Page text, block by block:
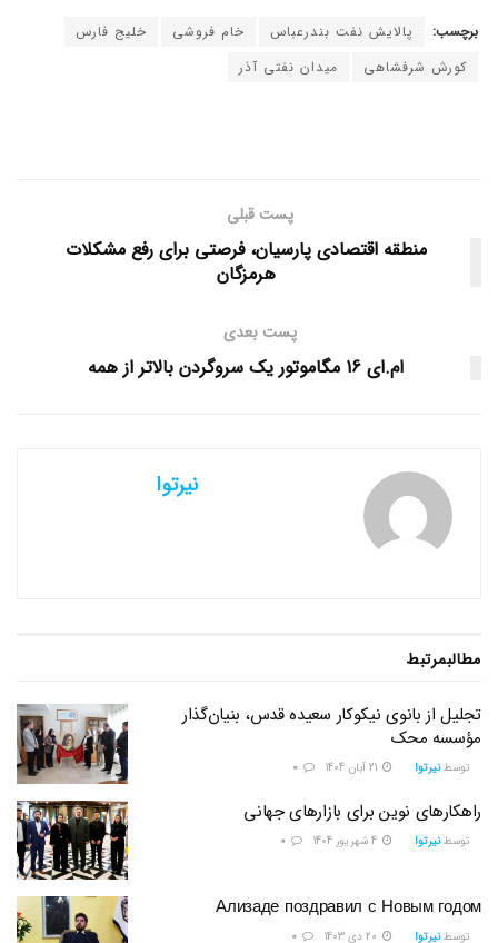
برچسب: پالایش نفت بندرعباس خام فروشی
خلیج فارس
کورش شرفشاهی
میدان نفتی آذر
پست قبلی
منطقه اقتصادی پارسیان، فرصتی برای رفع مشکلات
هرمزگان
پست بعدی
ام.ای 16 مگاموتور یک سروگردن بالاتر از همه
نیرتوا
مطالبمرتبط
تجلیل از بانوی نیکوکار سعیده قدس، بنیان‌گذار
مؤسسه محک
توسط نیرتوا
راهکارهای نوین برای بازارهای جهانی
توسط نیرتوا
Ализаде поздравил с Новым годом
توسط نیرتوا